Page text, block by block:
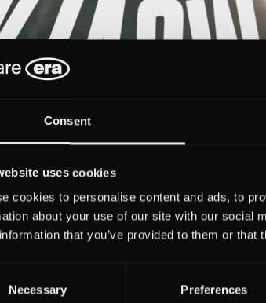
Consent
uses cookies
cookies to personalise content and ads, to
about your use of our site with our social
that you’ve provided to them or
Necessary Preferences